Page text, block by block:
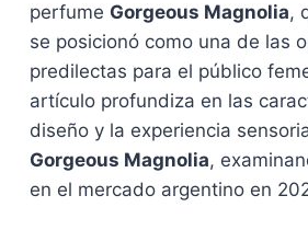
perfume Gorgeous Magnolia,
se posicionó como una de las
predilectas para el público
artículo profundiza en las
diseño y la experiencia
Gorgeous Magnolia,
en el mercado argentino en